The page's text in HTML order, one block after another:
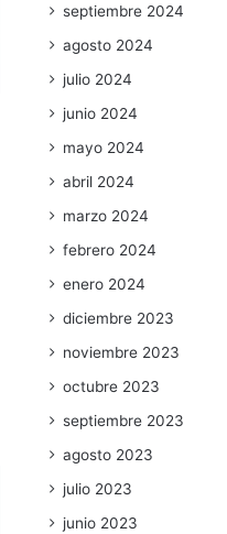
septiembre 2024
agosto 2024
julio 2024
junio 2024
mayo 2024
abril 2024
marzo 2024
febrero 2024
enero 2024
diciembre 2023
noviembre 2023
octubre 2023
septiembre 2023
agosto 2023
julio 2023
junio 2023